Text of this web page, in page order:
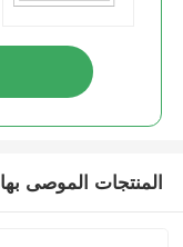
المنتجات الموصى بها